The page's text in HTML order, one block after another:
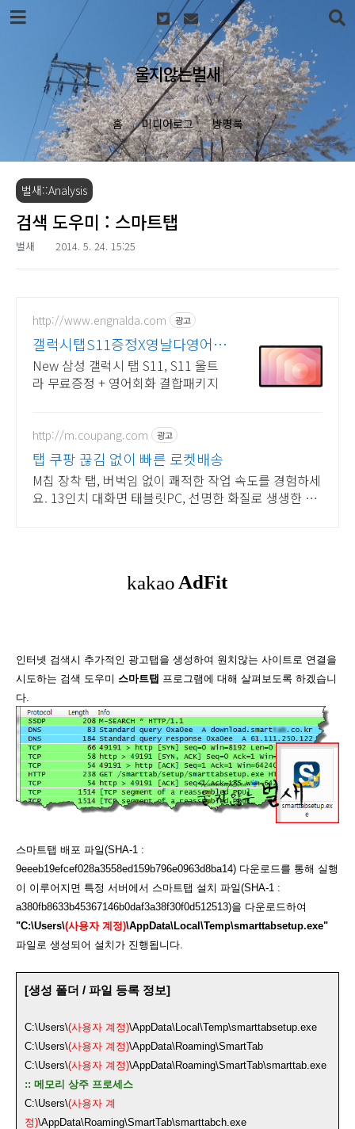
본문 바로가기
울지않는벌새
홈 미디어로그 방명록
벌새::Analysis
검색 도우미 : 스마트탭
벌새 2014. 5. 24. 15:25
http://www.engnalda.com 광고
갤럭시탭S11증정X영날다영어
WI-FI, 5G 모델 출시
New 삼성 갤럭시 탭 S11, S11 울트
라 무료증정 + 영어회화 결합패키지
http://m.coupang.com 광고
탭 쿠팡 끊김 없이 빠른 로켓배송
M칩 장착 탭, 버벅임 없이 쾌적한 작업 속도를 경험하세
요. 13인치 대화면 태블릿PC, 선명한 화질로 생생한 감
인터넷 검색시 추가적인 광고탭을 생성하여 원치않는 사이트로 연결을
시도하는 검색 도우미 스마트탭 프로그램에 대해 살펴보도록 하겠습니
다.
스마트탭 배포 파일(SHA-1 :
9eeeb19efcef028a3558ed159b796e0963d8ba14) 다운로드를 통해 실행
이 이루어지면 특정 서버에서 스마트탭 설치 파일(SHA-1 :
a380fb8633b45367146b0daf3a38f30f0d512513)을 다운로드하여
"C:\Users\(사용자 계정)\AppData\Local\Temp\smarttabsetup.exe"
파일로 생성되어 설치가 진행됩니다.
[생성 폴더 / 파일 등록 정보]
C:\Users\(사용자 계정)\AppData\Local\Temp\smarttabsetup.exe
C:\Users\(사용자 계정)\AppData\Roaming\SmartTab
C:\Users\(사용자 계정)\AppData\Roaming\SmartTab\smarttab.exe
:: 메모리 상주 프로세스
C:\Users\(사용자 계
정)\AppData\Roaming\SmartTab\smarttabch.exe